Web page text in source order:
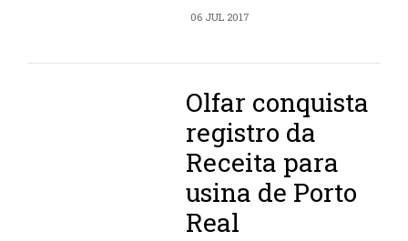
06 JUL 2017
Olfar conquista
registro da
Receita para
usina de Porto
Real